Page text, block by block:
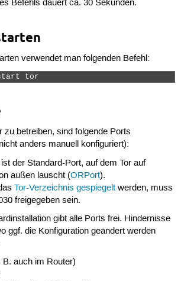
Befehls dauert ca. 30 Sekunden.
verwendet man folgenden Befehl:
start tor
zu betreiben, sind folgende Ports
anders manuell konfiguriert):
der Standard-Port, auf dem Tor auf
außen lauscht (ORPort).
Tor-Verzeichnis gespiegelt werden, muss
freigegeben sein.
gibt alle Ports frei. Hindernisse
ggf. die Konfiguration geändert werden
B. auch im Router)